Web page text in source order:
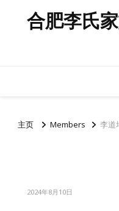
合肥李氏
主页 Members 李道
2024年8月10日